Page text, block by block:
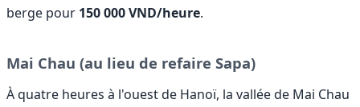
berge pour 150 000 VND/heure.
Mai Chau (au lieu de refaire Sapa)
À quatre heures à l'ouest de Hanoï, la vallée de Mai Chau